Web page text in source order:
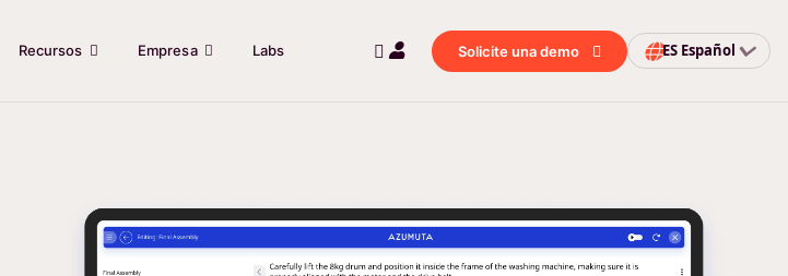
Recursos Empresa Labs Solicite una demo ES Español